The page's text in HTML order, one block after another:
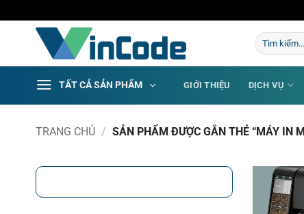
qua
Tìm
kiếm:
TẤT CẢ SẢN PHẨM GIỚI THIỆU DỊCH VỤ
TRANG CHỦ / SẢN PHẨM ĐƯỢC GẮN THẺ “MÁY IN